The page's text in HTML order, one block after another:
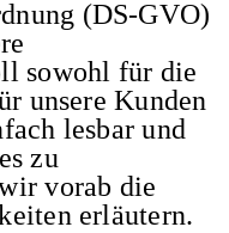
(DS-GVO)
sowohl für die
unsere Kunden
lesbar und
zu
vorab die
erläutern.